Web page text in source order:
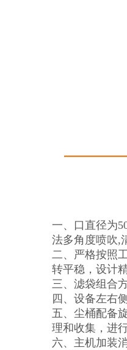
一、口直径为
法多角度喷吹,
二、严格按照
转平稳，设计
三、滤袋组合
四、设备左右
五、尘桶配备
理和收集，进
六、主机加装